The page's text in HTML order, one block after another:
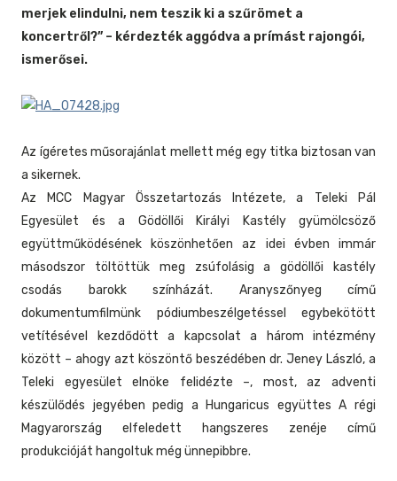
merjek elindulni, nem teszik ki a szűrömet a
koncertről?” – kérdezték aggódva a prímást rajongói,
ismerősei.
Az ígéretes műsorajánlat mellett még egy titka biztosan van
a sikernek.
Az MCC Magyar Összetartozás Intézete, a Teleki Pál
Egyesület és a Gödöllői Királyi Kastély gyümölcsöző
együttműködésének köszönhetően az idei évben immár
másodszor töltöttük meg zsúfolásig a gödöllői kastély
csodás barokk színházát. Aranyszőnyeg című
dokumentumfilmünk pódiumbeszélgetéssel egybekötött
vetítésével kezdődött a kapcsolat a három intézmény
között – ahogy azt köszöntő beszédében dr. Jeney László, a
Teleki egyesület elnöke felidézte –, most, az adventi
készülődés jegyében pedig a Hungaricus együttes A régi
Magyarország elfeledett hangszeres zenéje című
produkcióját hangoltuk még ünnepibbre.